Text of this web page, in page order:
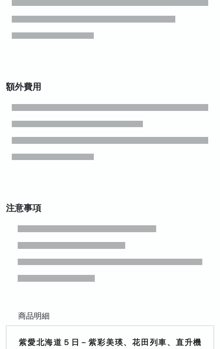
額外費用
注意事項
商品明細
紫愛北海道５日－紫彩美瑛、花田列車、直升機